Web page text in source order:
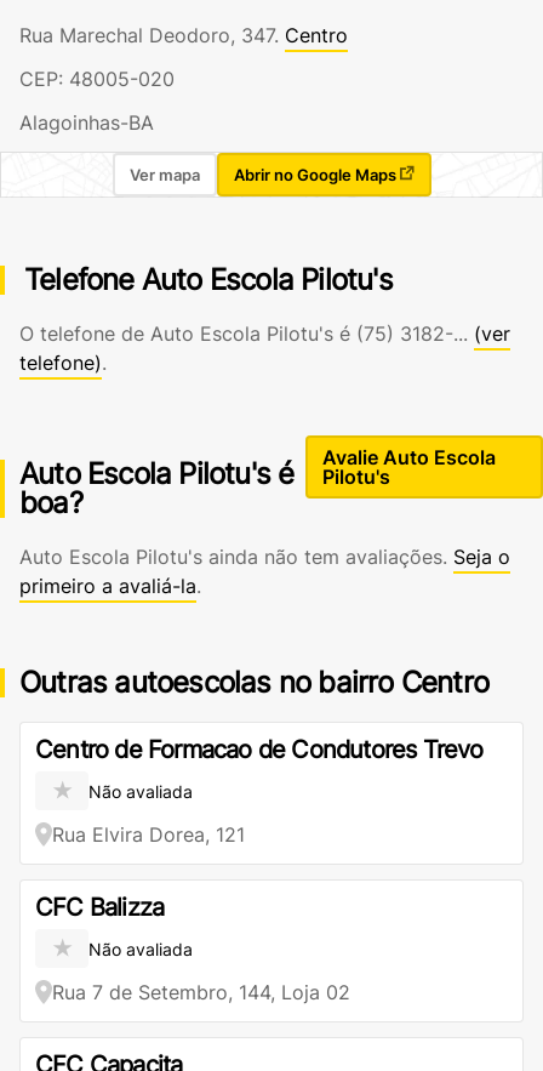
Rua Marechal Deodoro, 347. Centro
CEP: 48005-020
Alagoinhas-BA
Ver mapa Abrir no Google Maps
Telefone Auto Escola Pilotu's
O telefone de Auto Escola Pilotu's é (75) 3182-... (ver
telefone).
Auto Escola Pilotu's é
boa?
Avalie Auto Escola
Pilotu's
Auto Escola Pilotu's ainda não tem avaliações. Seja o
primeiro a avaliá-la.
Outras autoescolas no bairro Centro
Centro de Formacao de Condutores Trevo
★ Não avaliada
Rua Elvira Dorea, 121
CFC Balizza
★ Não avaliada
Rua 7 de Setembro, 144, Loja 02
CFC Capacita